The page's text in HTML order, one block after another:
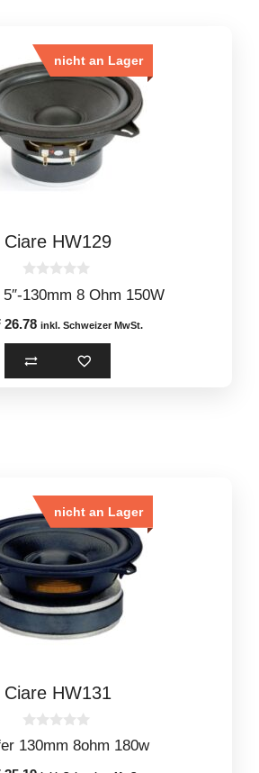
nicht an Lager
Ciare HW129
0
o
t
5
130mm 8 Ohm 150W
26.78 inkl. Schweizer MwSt.
nicht an Lager
Ciare HW131
0
o
130mm 8ohm 180w